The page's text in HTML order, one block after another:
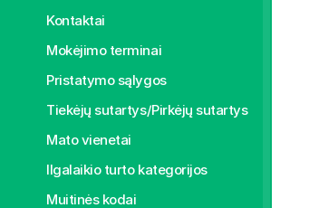
Kontaktai
Mokėjimo terminai
Pristatymo sąlygos
Tiekėjų sutartys/Pirkėjų sutartys
Mato vienetai
Ilgalaikio turto kategorijos
Muitinės kodai